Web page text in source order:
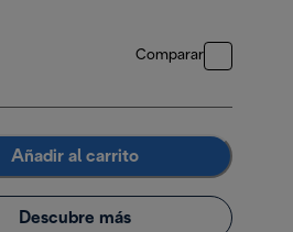
Comparar
Añadir al carrito
Descubre más